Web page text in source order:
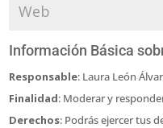
Información Básica
Responsable: Laura León
Finalidad: Moderar y
Derechos: Podrás ejercer tus